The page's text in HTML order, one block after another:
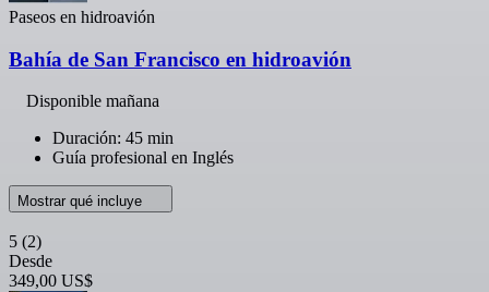
Paseos en hidroavión
Bahía de San Francisco en hidroavión
Disponible mañana
Duración: 45 min
Guía profesional en Inglés
Mostrar qué incluye
5 (2)
Desde
349,00 US$